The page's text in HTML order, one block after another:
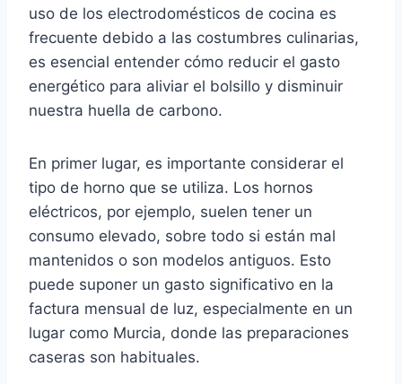
uso de los electrodomésticos de cocina es
frecuente debido a las costumbres culinarias,
es esencial entender cómo reducir el gasto
energético para aliviar el bolsillo y disminuir
nuestra huella de carbono.
En primer lugar, es importante considerar el
tipo de horno que se utiliza. Los hornos
eléctricos, por ejemplo, suelen tener un
consumo elevado, sobre todo si están mal
mantenidos o son modelos antiguos. Esto
puede suponer un gasto significativo en la
factura mensual de luz, especialmente en un
lugar como Murcia, donde las preparaciones
caseras son habituales.